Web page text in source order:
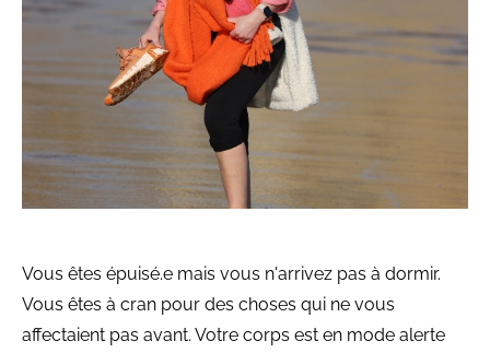
Vous êtes épuisé.e mais vous n'arrivez pas à dormir.
Vous êtes à cran pour des choses qui ne vous
affectaient pas avant. Votre corps est en mode alerte